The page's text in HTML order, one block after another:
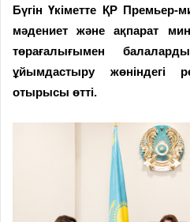
Бүгін Үкіметте ҚР Премьер-
мәдениет және ақпарат
төрағалығымен
ұйымдастыру жөніндегі
отырысы өтті.